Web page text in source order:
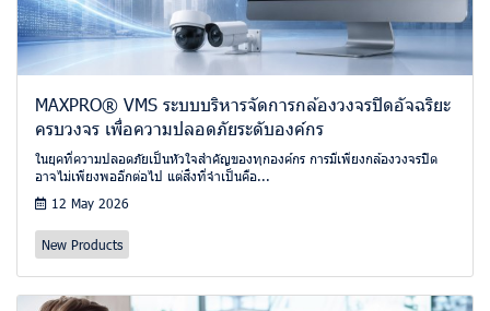
MAXPRO® VMS ระบบบริหารจัดการกล้องวงจรปิดอัจฉริยะ
ครบวงจร เพื่อความปลอดภัยระดับองค์กร
ในยุคที่ความปลอดภัยเป็นหัวใจสำคัญของทุกองค์กร การมีเพียงกล้องวงจรปิด
อาจไม่เพียงพออีกต่อไป แต่สิ่งที่จำเป็นคือ...
12 May 2026
New Products